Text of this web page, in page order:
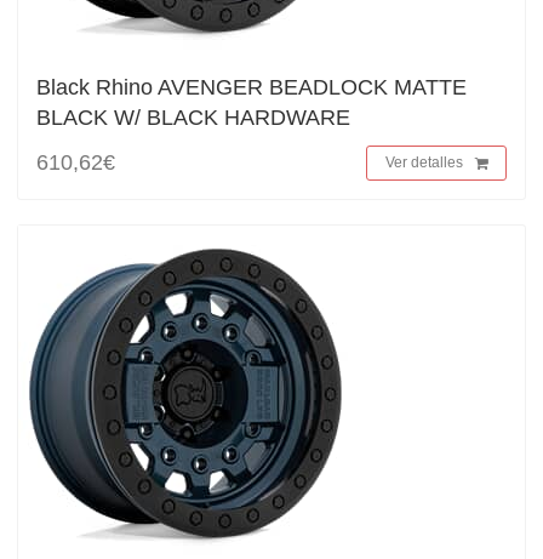
Black Rhino AVENGER BEADLOCK MATTE
BLACK W/ BLACK HARDWARE
610,62€
Ver detalles